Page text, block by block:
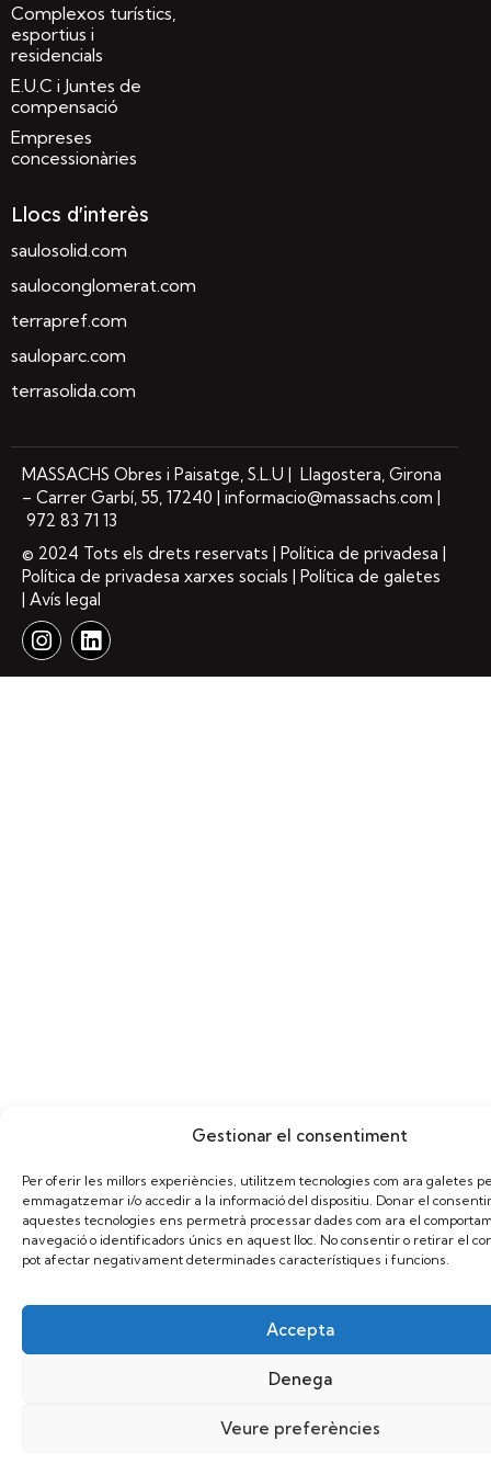
Gestionar el consentiment
Per oferir les millors experiències, utilitzem tecnologies com ara galetes
emmagatzemar i/o accedir a la informació del dispositiu. Donar el
aquestes tecnologies ens permetrà processar dades com ara el
navegació o identificadors únics en aquest lloc. No consentir o retirar el
pot afectar negativament determinades característiques i funcions.
Accepta
Denega
Veure preferències
Complexos turístics,
esportius i
residencials
E.U.C i Juntes de
compensació
Empreses
concessionàries
Llocs d'interès
saulosolid.com
sauloconglomerat.com
terrapref.com
sauloparc.com
terrasolida.com
MASSACHS Obres i Paisatge, S.L.U | Llagostera, Girona
– Carrer Garbí, 55, 17240 | informacio@massachs.com |
972 83 71 13
© 2024 Tots els drets reservats | Política de privadesa |
Política de privadesa xarxes socials | Política de galetes
| Avís legal